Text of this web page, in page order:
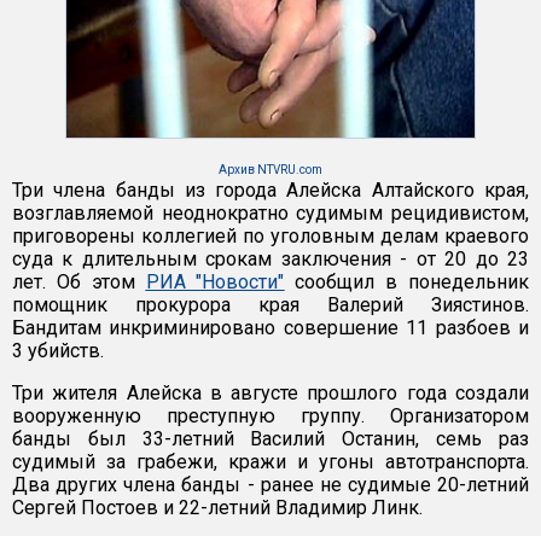
Архив NTVRU.com
Три члена банды из города Алейска Алтайского края,
возглавляемой неоднократно судимым рецидивистом,
приговорены коллегией по уголовным делам краевого
суда к длительным срокам заключения - от 20 до 23
лет. Об этом РИА "Новости" сообщил в понедельник
помощник прокурора края Валерий Зиястинов.
Бандитам инкриминировано совершение 11 разбоев и
3 убийств.
Три жителя Алейска в августе прошлого года создали
вооруженную преступную группу. Организатором
банды был 33-летний Василий Останин, семь раз
судимый за грабежи, кражи и угоны автотранспорта.
Два других члена банды - ранее не судимые 20-летний
Сергей Постоев и 22-летний Владимир Линк.